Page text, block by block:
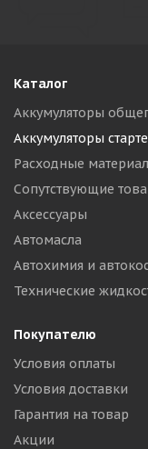
Каталог
Аккумуляторы
Аккумуляторы
Расходные
Сопутствующие
Аксессуары
Автомасла
Автохимия и
Технические
Покупателю
Условия оплаты
Условия доставки
Гарантия на товар
Акции